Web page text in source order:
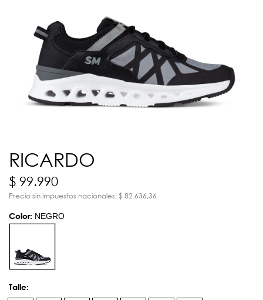
RICARDO
$ 99.990
Precio sin impuestos nacionales: $ 82.636,36
Color: NEGRO
Talle: